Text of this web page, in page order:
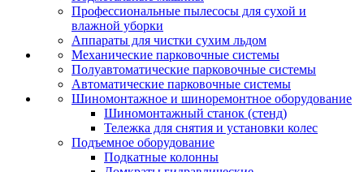
Профессиональные пылесосы для сухой и
влажной уборки
Аппараты для чистки сухим льдом
Механические парковочные системы
Полуавтоматические парковочные системы
Автоматические парковочные системы
Шиномонтажное и шиноремонтное оборудование
Шиномонтажный станок (стенд)
Тележка для снятия и установки колес
Подъемное оборудование
Подкатные колонны